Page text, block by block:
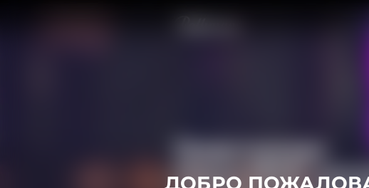
Официальный сайт Rothmans
ДОБРО